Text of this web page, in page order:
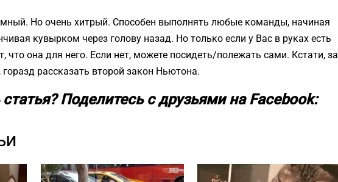
Но очень хитрый. Способен выполнять любые команды, начиная
кувырком через голову назад. Но только если у Вас в руках есть
что она для него. Если нет, можете посидеть/полежать сами. Кстати, за
рассказать второй закон Ньютона.
Поделитесь с друзьями на Facebook: